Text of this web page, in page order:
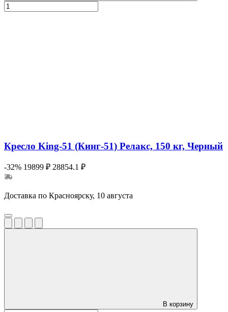
Кресло King-51 (Кинг-51) Релакс, 150 кг, Черный
-32% 19899 ₽ 28854.1 ₽
Доставка по Красноярску, 10 августа
В корзину